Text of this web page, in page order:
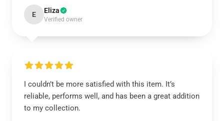
E Eliza
Verified owner
I couldn’t be more satisfied with this item. It’s
reliable, performs well, and has been a great addition
to my collection.